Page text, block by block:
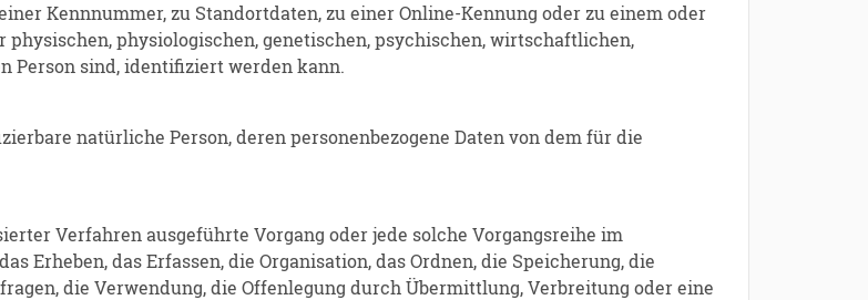
Kennnummer, zu Standortdaten, zu einer Online-Kennung oder zu einem oder
physiologischen, genetischen, psychischen, wirtschaftlichen,
Person sind, identifiziert werden kann.
natürliche Person, deren personenbezogene Daten von dem für die
Verfahren ausgeführte Vorgang oder jede solche Vorgangsreihe im
Erheben, das Erfassen, die Organisation, das Ordnen, die Speicherung, die
die Verwendung, die Offenlegung durch Übermittlung, Verbreitung oder eine